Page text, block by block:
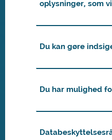
oplysninger, som
Du kan gøre
Du har mulighed